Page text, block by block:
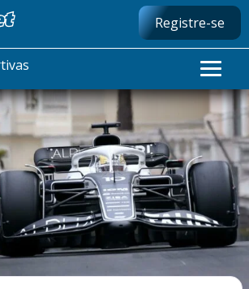
Registre-se
LIBERTADORES
NACIONAL
INTERNACIONAL